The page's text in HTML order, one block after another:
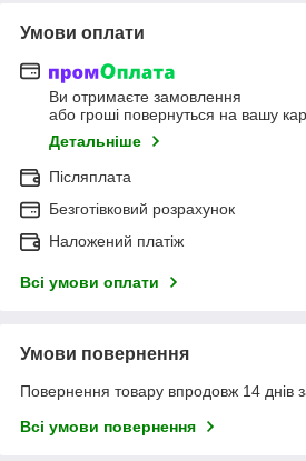
Умови оплати
Ви отримаєте замовлення
або гроші повернуться на вашу
Детальніше
Післяплата
Безготівковий розрахунок
Наложений платіж
Всі умови оплати
Умови повернення
Повернення товару впродовж 14 днів
Всі умови повернення